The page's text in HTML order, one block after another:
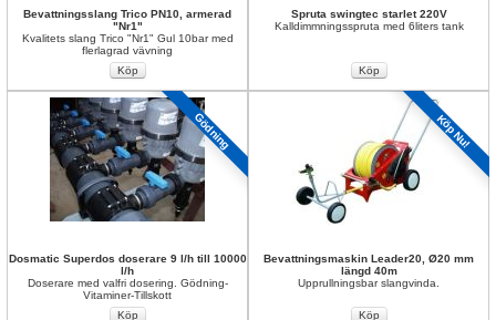
Bevattningsslang Trico PN10, armerad
"Nr1"
Kvalitets slang Trico "Nr1" Gul 10bar med
flerlagrad vävning
Spruta swingtec starlet 220V
Kalldimmningsspruta med 6liters tank
Gödning
Dosmatic Superdos doserare 9 l/h till 10000
l/h
Doserare med valfri dosering. Gödning-
Vitaminer-Tillskott
Köp Nu!
Bevattningsmaskin Leader20, Ø20 mm
längd 40m
Upprullningsbar slangvinda.